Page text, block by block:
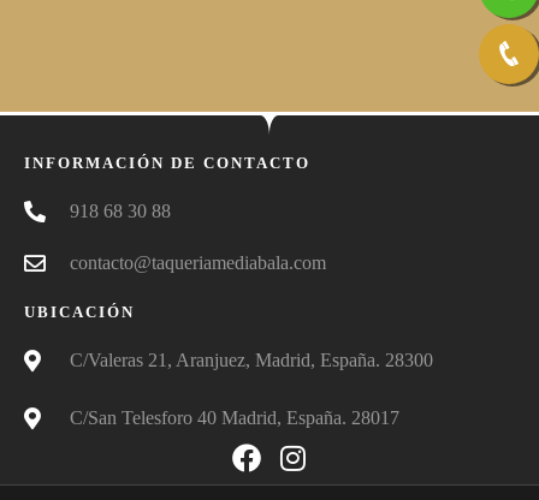
INFORMACIÓN DE CONTACTO
918 68 30 88
contacto@taqueriamediabala.com
UBICACIÓN
C/Valeras 21, Aranjuez, Madrid, España. 28300
C/San Telesforo 40 Madrid, España. 28017